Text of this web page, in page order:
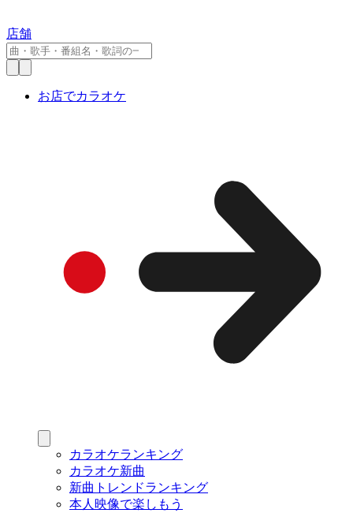
店舗
お店でカラオケ
カラオケランキング
カラオケ新曲
新曲トレンドランキング
本人映像で楽しもう